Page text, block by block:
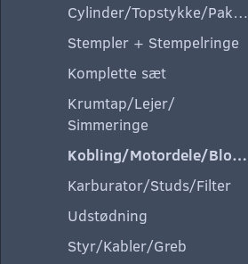
Cylinder/Topstykke/Pakning
Stempler + Stempelringe
Komplette sæt
Krumtap/Lejer/
Simmeringe
Kobling/Motordele/Blokke
Karburator/Studs/Filter
Udstødning
Styr/Kabler/Greb